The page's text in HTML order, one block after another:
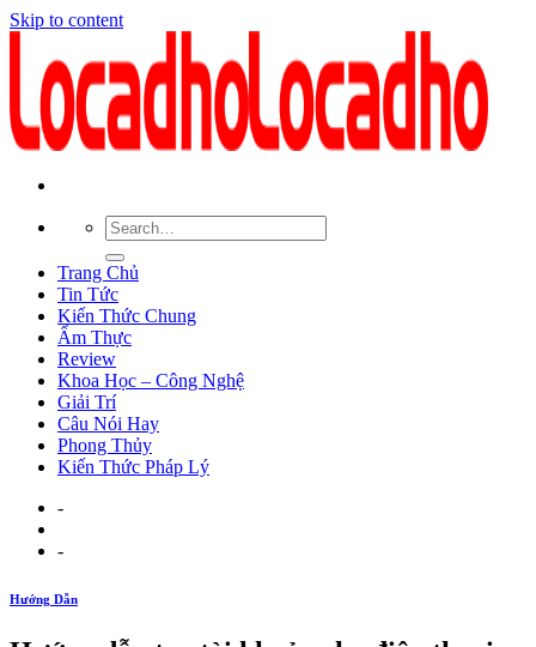
Skip to content
Trang Chủ
Tin Tức
Kiến Thức Chung
Ẩm Thực
Review
Khoa Học – Công Nghệ
Giải Trí
Câu Nói Hay
Phong Thủy
Kiến Thức Pháp Lý
-
-
Hướng Dẫn